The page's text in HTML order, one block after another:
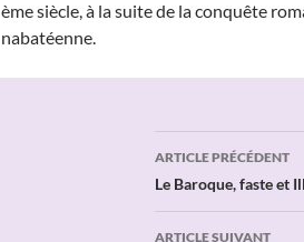
ème siècle, à la suite de la conquête
nabatéenne.
Navigation
des
articles
ARTICLE PRÉCÉDENT
Le Baroque, faste et
ARTICLE SUIVANT